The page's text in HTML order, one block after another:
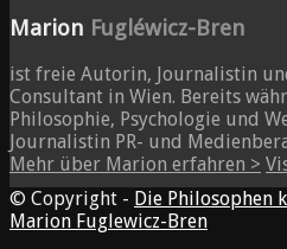
Marion Fugléwicz-Bren
ist freie Autorin, Journalistin
Consultant in Wien. Bereits
Philosophie, Psychologie und
Journalistin PR- und
Mehr über Marion erfahren >
© Copyright - Die Philosophen
Marion Fuglewicz-Bren